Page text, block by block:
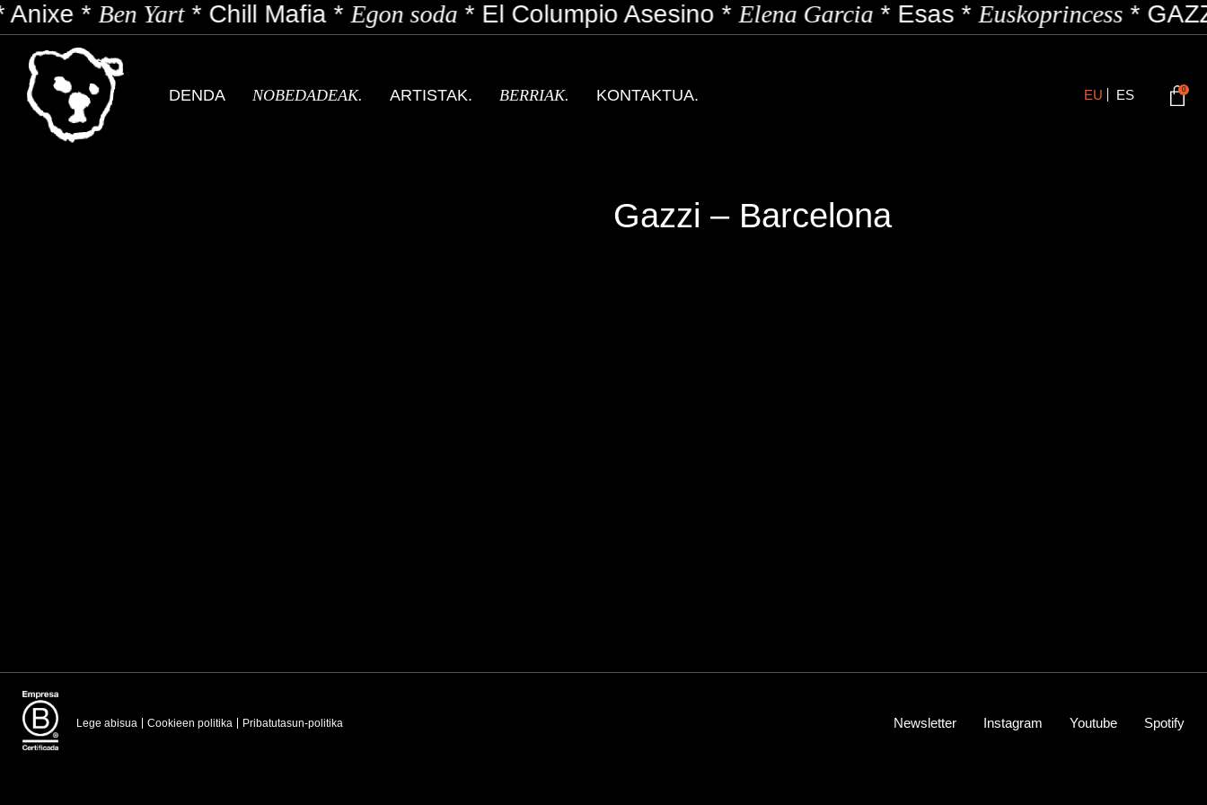
*Ben Yart*Chill Mafia*Egon soda*El Columpio Asesino*Elena Garcia*Esas*Euskoprincess*
DENDA NOBEDADEAK. ARTISTAK. BERRIAK. KONTAKTUA. EU ES 0
Gazzi – Barcelona
Lege abisua Cookieen politika Pribatutasun-politika Newsletter Instagram Youtube Spotify